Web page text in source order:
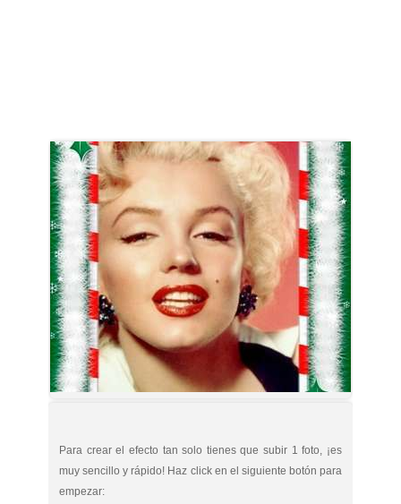
Para crear el efecto tan solo tienes que subir 1 foto, ¡es
muy sencillo y rápido! Haz click en el siguiente botón para
empezar: